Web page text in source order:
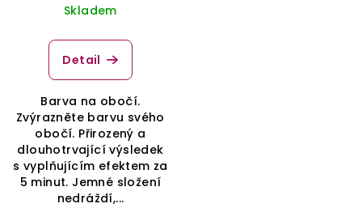
Skladem
Detail
Barva na obočí.
Zvýrazněte barvu svého
obočí. Přirozený a
dlouhotrvající výsledek
s vyplňujícím efektem za
5 minut. Jemné složení
nedráždí,...